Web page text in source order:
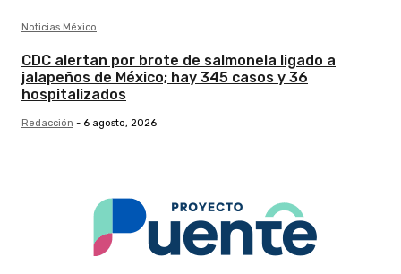
Noticias México
CDC alertan por brote de salmonela ligado a
jalapeños de México; hay 345 casos y 36
hospitalizados
Redacción - 6 agosto, 2026